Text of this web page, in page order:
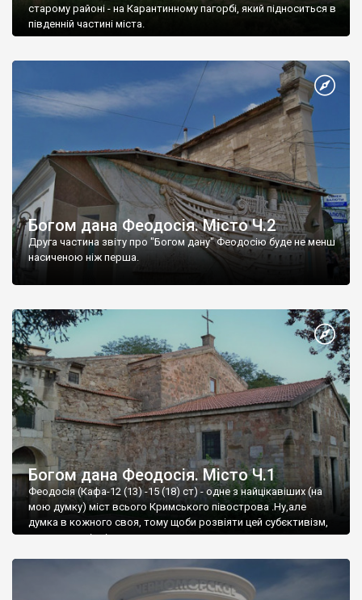
старому районі - на Карантинному пагорбі, який підноситься в
південній частині міста.
Богом дана Феодосія. Місто Ч.2
Друга частина звіту про "Богом дану" Феодосію буде не менш
насиченою ніж перша.
Богом дана Феодосія. Місто Ч.1
Феодосія (Кафа-12 (13) -15 (18) ст) - одне з найцікавіших (на
мою думку) міст всього Кримського півострова .Ну,але
думка в кожного своя, тому щоби розвіяти цей субєктивізм,
запрошую відвідати це